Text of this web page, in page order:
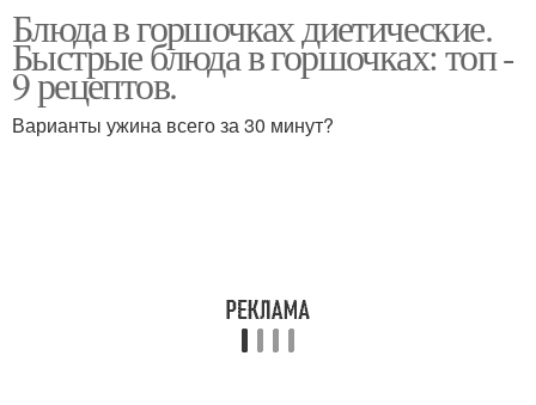
Блюда в горшочках диетические.
Быстрые блюда в горшочках: топ -
9 рецептов.
Варианты ужина всего за 30 минут?